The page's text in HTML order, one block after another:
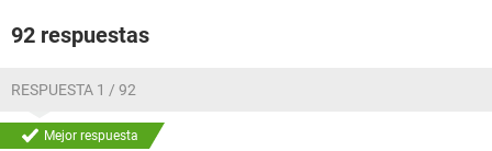
92 respuestas
RESPUESTA 1 / 92
Mejor respuesta